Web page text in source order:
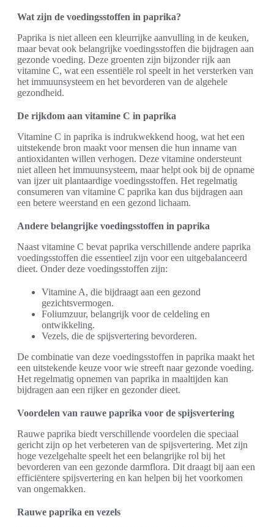
Wat zijn de voedingsstoffen in paprika?
Paprika is niet alleen een kleurrijke aanvulling in de keuken,
maar bevat ook belangrijke voedingsstoffen die bijdragen aan
gezonde voeding. Deze groenten zijn bijzonder rijk aan
vitamine C, wat een essentiële rol speelt in het versterken van
het immuunsysteem en het bevorderen van de algehele
gezondheid.
De rijkdom aan vitamine C in paprika
Vitamine C in paprika is indrukwekkend hoog, wat het een
uitstekende bron maakt voor mensen die hun inname van
antioxidanten willen verhogen. Deze vitamine ondersteunt
niet alleen het immuunsysteem, maar helpt ook bij de opname
van ijzer uit plantaardige voedingsstoffen. Het regelmatig
consumeren van vitamine C paprika kan dus bijdragen aan
een betere weerstand en een gezond lichaam.
Andere belangrijke voedingsstoffen in paprika
Naast vitamine C bevat paprika verschillende andere paprika
voedingsstoffen die essentieel zijn voor een uitgebalanceerd
dieet. Onder deze voedingsstoffen zijn:
Vitamine A, die bijdraagt aan een gezond
gezichtsvermogen.
Foliumzuur, belangrijk voor de celdeling en
ontwikkeling.
Vezels, die de spijsvertering bevorderen.
De combinatie van deze voedingsstoffen in paprika maakt het
een uitstekende keuze voor wie streeft naar gezonde voeding.
Het regelmatig opnemen van paprika in maaltijden kan
bijdragen aan een rijker en gezonder dieet.
Voordelen van rauwe paprika voor de spijsvertering
Rauwe paprika biedt verschillende voordelen die speciaal
gericht zijn op het verbeteren van de spijsvertering. Met zijn
hoge vezelgehalte speelt het een belangrijke rol bij het
bevorderen van een gezonde darmflora. Dit draagt bij aan een
efficiëntere spijsvertering en kan helpen bij het voorkomen
van ongemakken.
Rauwe paprika en vezels